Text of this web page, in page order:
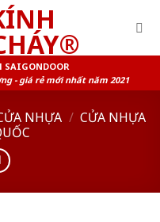
SAIGONDOOR
- giá rẻ mới nhất năm 2021
NHỰA / CỬA NHỰA